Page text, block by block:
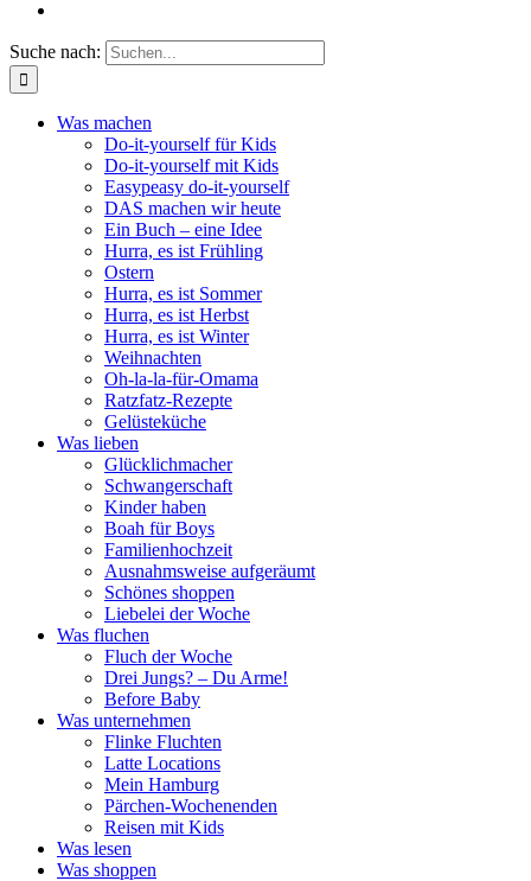
Suche nach:
Was machen
Do-it-yourself für Kids
Do-it-yourself mit Kids
Easypeasy do-it-yourself
DAS machen wir heute
Ein Buch – eine Idee
Hurra, es ist Frühling
Ostern
Hurra, es ist Sommer
Hurra, es ist Herbst
Hurra, es ist Winter
Weihnachten
Oh-la-la-für-Omama
Ratzfatz-Rezepte
Gelüsteküche
Was lieben
Glücklichmacher
Schwangerschaft
Kinder haben
Boah für Boys
Familienhochzeit
Ausnahmsweise aufgeräumt
Schönes shoppen
Liebelei der Woche
Was fluchen
Fluch der Woche
Drei Jungs? – Du Arme!
Before Baby
Was unternehmen
Flinke Fluchten
Latte Locations
Mein Hamburg
Pärchen-Wochenenden
Reisen mit Kids
Was lesen
Was shoppen